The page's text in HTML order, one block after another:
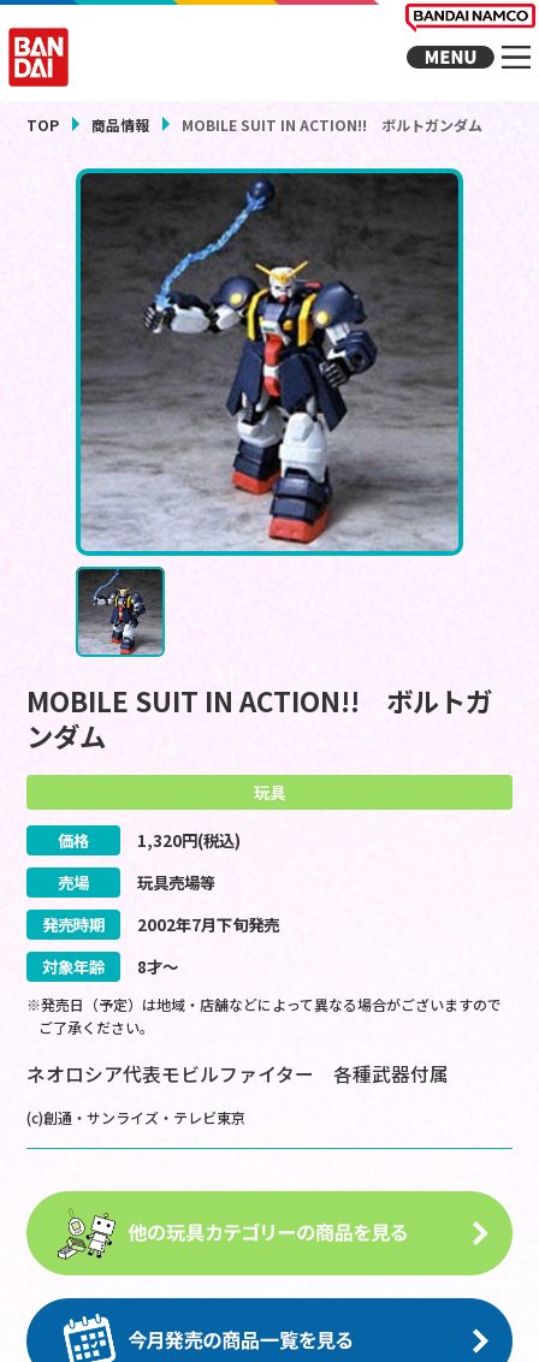
TOP 商品情報 MOBILE SUIT IN ACTION!! ボルトガンダム
MOBILE SUIT IN ACTION!! ボルトガ
ンダム
玩具
価格 1,320円(税込)
売場
玩具売場等
発売時期
2002年7月下旬発売
対象年齢
8才～
※発売日（予定）は地域・店舗などによって異なる場合がございますので
ご了承ください。
ネオロシア代表モビルファイター 各種武器付属
(c)創通・サンライズ・テレビ東京